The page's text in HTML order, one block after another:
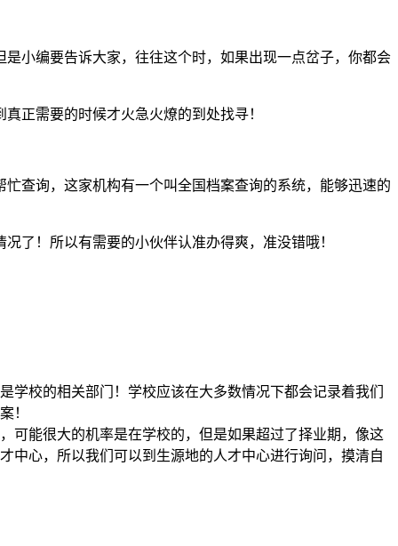
小编要告诉大家，往往这个时，如果出现一点岔子，你都会
正需要的时候才火急火燎的到处找寻！
查询，这家机构有一个叫全国档案查询的系统，能够迅速的
了！所以有需要的小伙伴认准办得爽，准没错哦！
校的相关部门！学校应该在大多数情况下都会记录着我们
！
可能很大的机率是在学校的，但是如果超过了择业期，像这
中心，所以我们可以到生源地的人才中心进行询问，摸清自